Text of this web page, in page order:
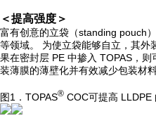
＜提高强度＞
富有创意的立袋（standing pouch
等领域。 为使立袋能够自立，其外
果在密封层 PE 中掺入 TOPAS，
装薄膜的薄壁化并有效减少包装材料
图1．TOPAS® COC可提高 LLDPE